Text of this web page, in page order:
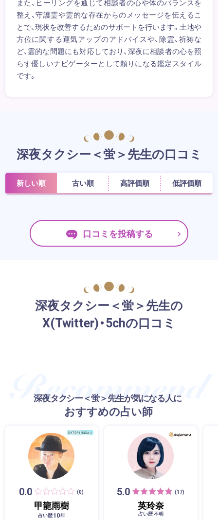
また、ヒーリングを通じて相談者の心や体のバランスを
整え、守護霊や霊的な存在からのメッセージを伝えるこ
とで、現状を改善するためのサポートを行います。土地や
方位に関する運気アップのアドバイスや、除霊、祈祷な
ど、霊的な問題にも対応しており、深夜に相談者の心を照
らす優しいナビゲーターとして頼りになる鑑定スタイル
です。
深夜タクシー＜蛍＞先生の口コミ
新しい順 古い順 高評価順 低評価順
口コミを投稿する
深夜タクシー＜蛍＞先生の
X(Twitter)・5chの口コミ
深夜タクシー＜蛍＞先生が気になる人に
おすすめの占い師
0.0 (0)
甲龍雨樹
占い歴10年
5.0 (17)
英玲奈
占い歴 不明